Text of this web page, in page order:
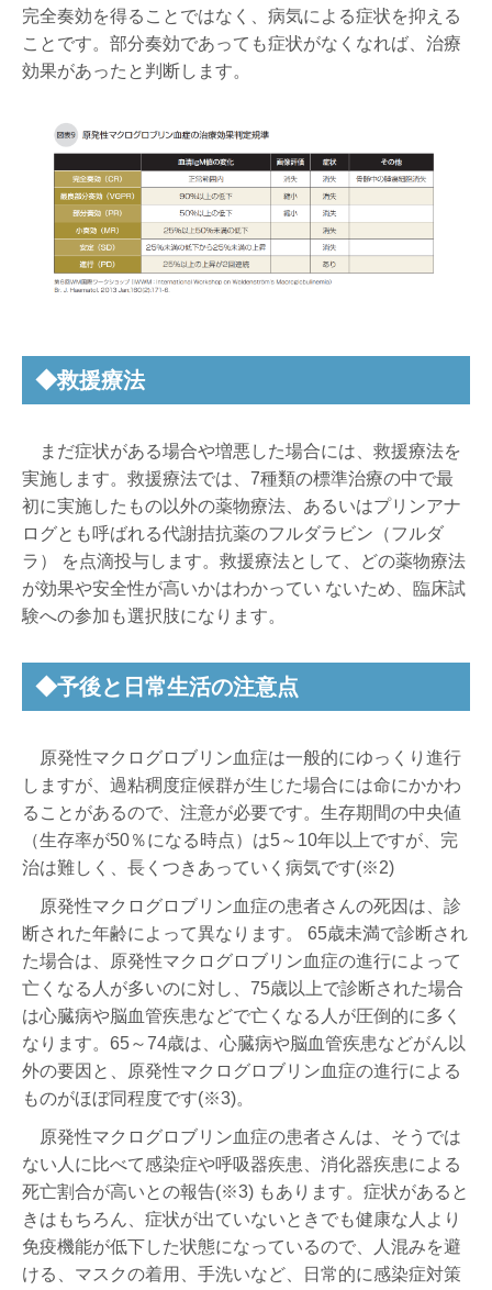
完全奏効を得ることではなく、病気による症状を抑える
ことです。部分奏効であっても症状がなくなれば、治療
効果があったと判断します。
◆救援療法
まだ症状がある場合や増悪した場合には、救援療法を
実施します。救援療法では、7種類の標準治療の中で最
初に実施したもの以外の薬物療法、あるいはプリンアナ
ログとも呼ばれる代謝拮抗薬のフルダラビン（フルダ
ラ） を点滴投与します。救援療法として、どの薬物療法
が効果や安全性が高いかはわかってい ないため、臨床試
験への参加も選択肢になります。
◆予後と日常生活の注意点
原発性マクログロブリン血症は一般的にゆっくり進行
しますが、過粘稠度症候群が生じた場合には命にかかわ
ることがあるので、注意が必要です。生存期間の中央値
（生存率が50％になる時点）は5～10年以上ですが、完
治は難しく、長くつきあっていく病気です(※2)
原発性マクログロブリン血症の患者さんの死因は、診
断された年齢によって異なります。 65歳未満で診断され
た場合は、原発性マクログロブリン血症の進行によって
亡くなる人が多いのに対し、75歳以上で診断された場合
は心臓病や脳血管疾患などで亡くなる人が圧倒的に多く
なります。65～74歳は、心臓病や脳血管疾患などがん以
外の要因と、原発性マクログロブリン血症の進行による
ものがほぼ同程度です(※3)。
原発性マクログロブリン血症の患者さんは、そうでは
ない人に比べて感染症や呼吸器疾患、消化器疾患による
死亡割合が高いとの報告(※3) もあります。症状があると
きはもちろん、症状が出ていないときでも健康な人より
免疫機能が低下した状態になっているので、人混みを避
ける、マスクの着用、手洗いなど、日常的に感染症対策